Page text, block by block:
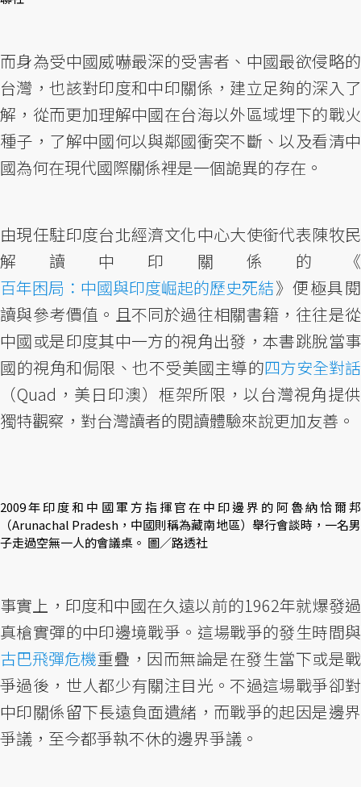
而身為受中國威嚇最深的受害者、中國最欲侵略的
台灣，也該對印度和中印關係，建立足夠的深入了
解，從而更加理解中國在台海以外區域埋下的戰火
種子，了解中國何以與鄰國衝突不斷、以及看清中
國為何在現代國際關係裡是一個詭異的存在。
由現任駐印度台北經濟文化中心大使銜代表陳牧民
解讀中印關係的《
百年困局：中國與印度崛起的歷史死結》便極具閱
讀與參考價值。且不同於過往相關書籍，往往是從
中國或是印度其中一方的視角出發，本書跳脫當事
國的視角和侷限、也不受美國主導的四方安全對話
（Quad，美日印澳）框架所限，以台灣視角提供
獨特觀察，對台灣讀者的閱讀體驗來說更加友善。
2009年印度和中國軍方指揮官在中印邊界的阿魯納恰爾邦
（Arunachal Pradesh，中國則稱為藏南地區）舉行會談時，一名男
子走過空無一人的會議桌。 圖／路透社
事實上，印度和中國在久遠以前的1962年就爆發過
真槍實彈的中印邊境戰爭。這場戰爭的發生時間與
古巴飛彈危機重疊，因而無論是在發生當下或是戰
爭過後，世人都少有關注目光。不過這場戰爭卻對
中印關係留下長遠負面遺緒，而戰爭的起因是邊界
爭議，至今都爭執不休的邊界爭議。